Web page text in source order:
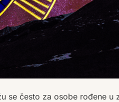
se često za osobe rođene u